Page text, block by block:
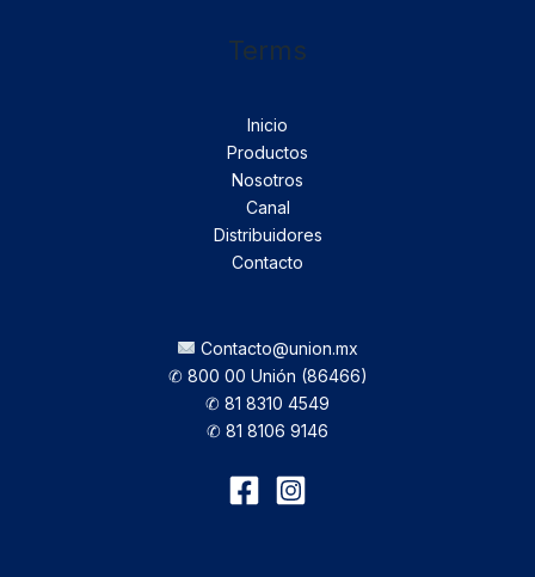
Terms
Inicio
Productos
Nosotros
Canal
Distribuidores
Contacto
Contacto@union.mx
✆ 800 00 Unión (86466)
✆ 81 8310 4549
✆ 81 8106 9146